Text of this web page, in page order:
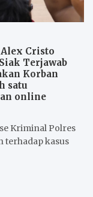
Cristo
Terjawab
Korban
satu
online
Kriminal Polres
terhadap kasus